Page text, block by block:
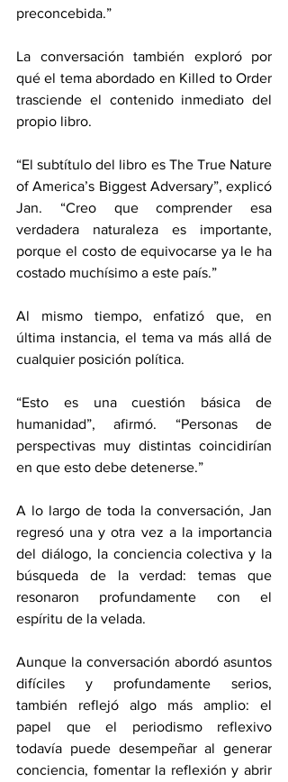
preconcebida.”
La conversación también exploró por
qué el tema abordado en Killed to Order
trasciende el contenido inmediato del
propio libro.
“El subtítulo del libro es The True Nature
of America’s Biggest Adversary”, explicó
Jan. “Creo que comprender esa
verdadera naturaleza es importante,
porque el costo de equivocarse ya le ha
costado muchísimo a este país.”
Al mismo tiempo, enfatizó que, en
última instancia, el tema va más allá de
cualquier posición política.
“Esto es una cuestión básica de
humanidad”, afirmó. “Personas de
perspectivas muy distintas coincidirían
en que esto debe detenerse.”
A lo largo de toda la conversación, Jan
regresó una y otra vez a la importancia
del diálogo, la conciencia colectiva y la
búsqueda de la verdad: temas que
resonaron profundamente con el
espíritu de la velada.
Aunque la conversación abordó asuntos
difíciles y profundamente serios,
también reflejó algo más amplio: el
papel que el periodismo reflexivo
todavía puede desempeñar al generar
conciencia, fomentar la reflexión y abrir